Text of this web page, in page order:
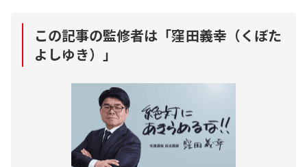
この記事の監修者は「窪田義幸（くぼた
よしゆき） 」